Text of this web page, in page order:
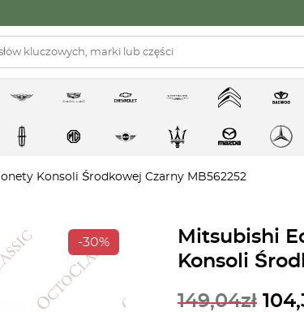
Konsoli Środkowej Czarny MB562252
-30%
Mitsubishi
Konsoli
149,04zł